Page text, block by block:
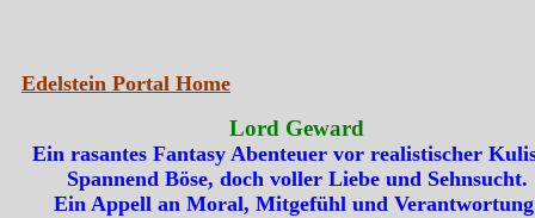
Edelstein Portal Home
Lord Geward
Ein rasantes Fantasy Abenteuer vor realistischer
Spannend Böse, doch voller Liebe und Sehnsucht.
Ein Appell an Moral, Mitgefühl und